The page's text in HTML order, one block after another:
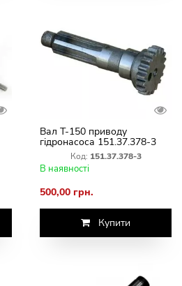
Вал Т-150 приводу
гідронасоса 151.37.378-3
Код: 151.37.378-3
В наявності
500,00 грн.
Купити